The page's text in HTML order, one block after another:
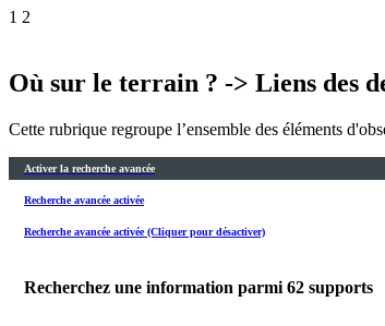
1 2
Où sur le terrain ? -> Liens des
Cette rubrique regroupe l’ensemble des éléments
Activer la recherche avancée
Recherche avancée activée
Recherche avancée activée (Cliquer pour désactiver)
Recherchez une information parmi 62 supports